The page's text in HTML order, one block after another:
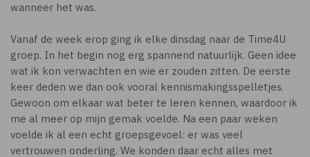
wanneer het was.
Vanaf de week erop ging ik elke dinsdag naar de Time4U
groep. In het begin nog erg spannend natuurlijk. Geen idee
wat ik kon verwachten en wie er zouden zitten. De eerste
keer deden we dan ook vooral kennismakingsspelletjes.
Gewoon om elkaar wat beter te leren kennen, waardoor ik
me al meer op mijn gemak voelde. Na een paar weken
voelde ik al een echt groepsgevoel: er was veel
vertrouwen onderling. We konden daar echt alles met